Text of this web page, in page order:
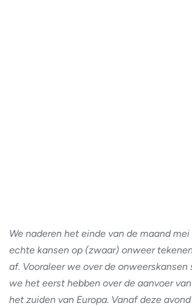
We naderen het einde van de maand
echte kansen op (zwaar) onweer
af. Vooraleer we over de onweerskansen
we het eerst hebben over de aanvoer
het zuiden van Europa. Vanaf deze